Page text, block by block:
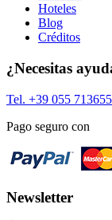
Hoteles
Blog
Créditos
¿Necesitas
Tel. +39 055 713655
Pago seguro con
Newsletter